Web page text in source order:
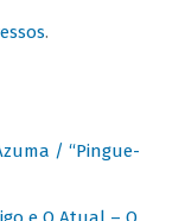
.
/ “Pingue-